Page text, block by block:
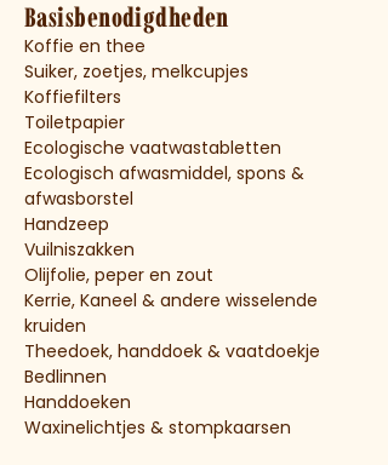
Basisbenodigdheden
Koffie en thee
Suiker, zoetjes, melkcupjes
Koffiefilters
Toiletpapier
Ecologische vaatwastabletten
Ecologisch afwasmiddel, spons &
afwasborstel
Handzeep
Vuilniszakken
Olijfolie, peper en zout
Kerrie, Kaneel & andere wisselende
kruiden
Theedoek, handdoek & vaatdoekje
Bedlinnen
Handdoeken
Waxinelichtjes & stompkaarsen